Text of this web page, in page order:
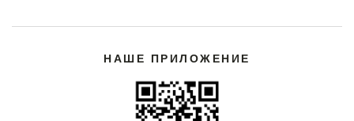
НАШЕ ПРИЛОЖЕНИЕ